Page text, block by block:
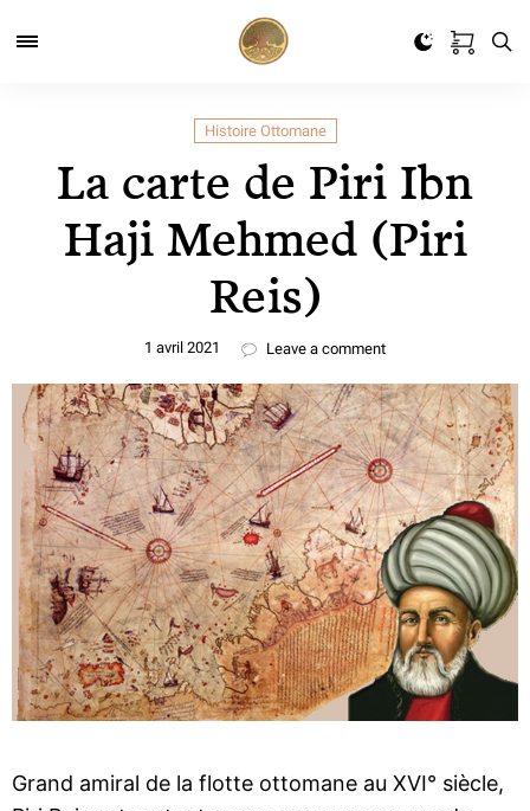
Histoire Ottomane
La carte de Piri Ibn
Haji Mehmed (Piri
Reis)
1 avril 2021 Leave a comment
Grand amiral de la flotte ottomane au XVI° siècle,